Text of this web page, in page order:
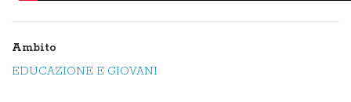
Ambito
EDUCAZIONE E GIOVANI